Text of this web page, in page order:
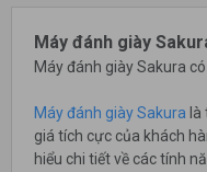
Máy đánh giày
Máy đánh giày Sakura
Máy đánh giày Sakura
giá tích cực của khách
hiểu chi tiết về các tính